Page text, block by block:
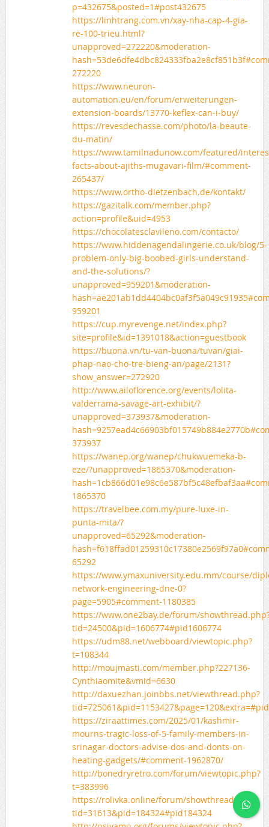
p=432675&posted=1#post432675
https://linhtrang.com.vn/xay-nha-cap-4-gia-
re-100-trieu.html?
unapproved=272220&moderation-
272220
https://www.neuron-
automation.eu/en/forum/erweiterungen-
extension-boards/13770-keflex-can-i-buy/
https://revesdechasse.com/photo/la-beaute-
du-matin/
https://www.tamilnadunow.com/featured/
facts-about-ajiths-mugavari-film/#comment-
265437/
https://www.ortho-dietzenbach.de/kontakt/
https://gazitalk.com/member.php?
action=profile&uid=4953
https://chocolatesclavileno.com/contacto/
https://www.hiddenagendalingerie.co.uk/blog/5-
problem-only-big-boobed-girls-understand-
and-the-solutions/?
unapproved=959201&moderation-
959201
https://cup.myrevenge.net/index.php?
site=profile&id=1391018&action=guestbook
https://buona.vn/tu-van-buona/tuvan/giai-
phap-nao-cho-tre-bieng-an/page/2131?
show_answer=272920
http://www.ailoflorence.org/events/lolita-
valderrama-savage-art-exhibit/?
unapproved=373937&moderation-
373937
https://wanep.org/wanep/chukwuemeka-b-
eze/?unapproved=1865370&moderation-
1865370
https://travelbee.com.my/pure-luxe-in-
punta-mita/?
unapproved=65292&moderation-
65292
https://www.ymaxuniversity.edu.mm/course/
network-engineering-dne-0?
page=5905#comment-1180385
https://www.one2bay.de/forum/
tid=24500&pid=1606774#pid1606774
https://udm88.net/webboard/viewtopic.php?
t=108344
http://moujmasti.com/member.php?227136-
Cynthiaomite&vmid=6630
http://daxuezhan.joinbbs.net/viewthread.php?
https://ziraattimes.com/2025/01/kashmir-
mourns-tragic-loss-of-5-family-members-in-
srinagar-doctors-advise-dos-and-donts-on-
heating-gadgets/#comment-1962870/
http://bonedryretro.com/forum/viewtopic.php?
t=383996
https://rolivka.online/forum/showthread.php?
tid=31613&pid=184324#pid184324